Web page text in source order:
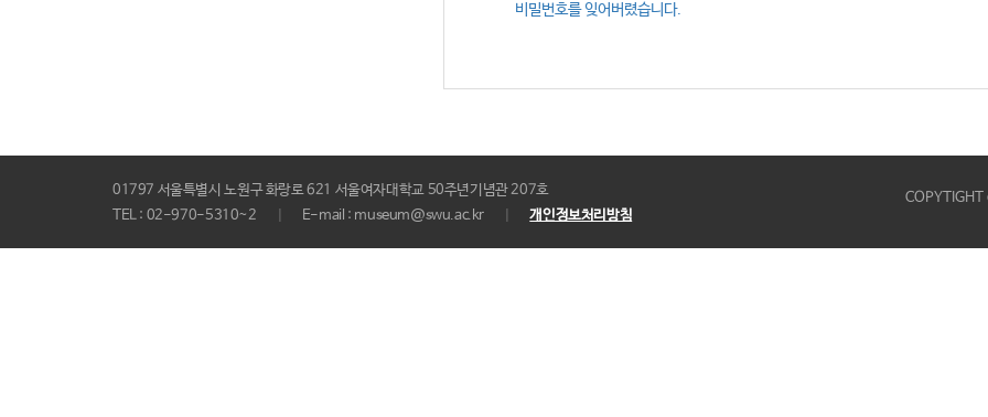
비밀번호를 잊어버렸습니다.
01797 서울특별시 노원구 화랑로 621 서울여자대학교 50주년기념관 207호
TEL : 02-970-5310~2
E-mail : museum@swu.ac.kr 개인정보처리방침